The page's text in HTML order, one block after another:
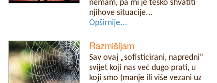
nemam, pa mi je teško shvatiti
njihove situacije...
Opširnije...
Razmišljam
Sav ovaj „sofisticirani, napredni“
svijet koji nas već dugo prati, u
koji smo (manje ili više vezani uz